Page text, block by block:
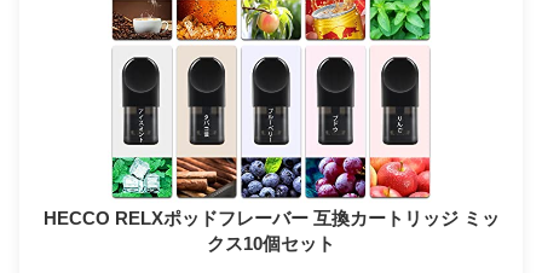
HECCO RELXポッドフレーバー 互換カートリッジ ミッ
クス10個セット